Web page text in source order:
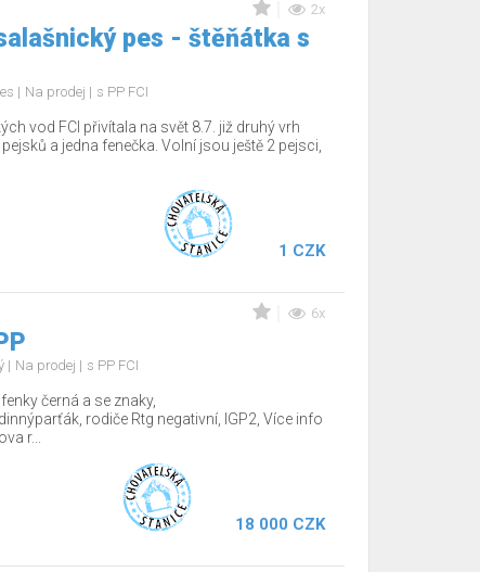
2x
pes - štěňátka s
Na prodej s PP FCI
vod FCI přivítala na svět 8.7. již druhý vrh
a jedna fenečka. Volní jsou ještě 2 pejsci,
1 CZK
6x
Na prodej s PP FCI
černá a se znaky,
rodiče Rtg negativní, IGP2, Více info
r...
18 000 CZK